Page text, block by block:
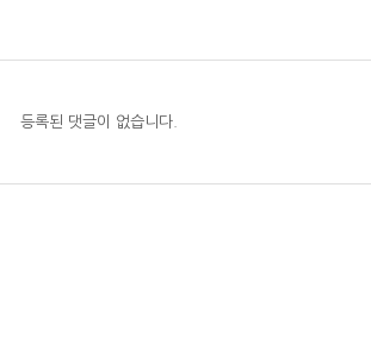
등록된 댓글이 없습니다.